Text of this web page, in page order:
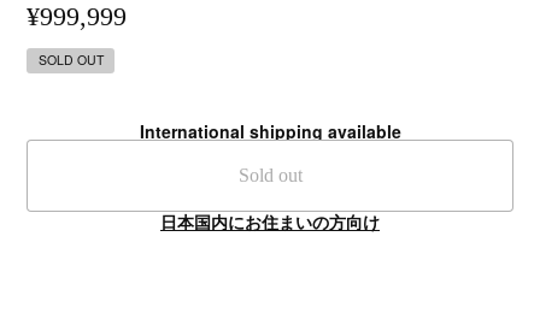
¥999,999
SOLD OUT
International shipping available
Sold out
日本国内にお住まいの方向け